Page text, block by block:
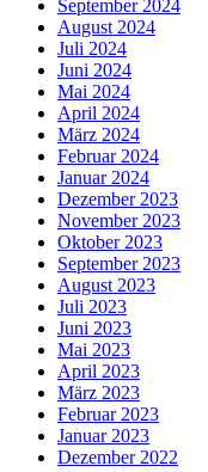
September 2024
August 2024
Juli 2024
Juni 2024
Mai 2024
April 2024
März 2024
Februar 2024
Januar 2024
Dezember 2023
November 2023
Oktober 2023
September 2023
August 2023
Juli 2023
Juni 2023
Mai 2023
April 2023
März 2023
Februar 2023
Januar 2023
Dezember 2022